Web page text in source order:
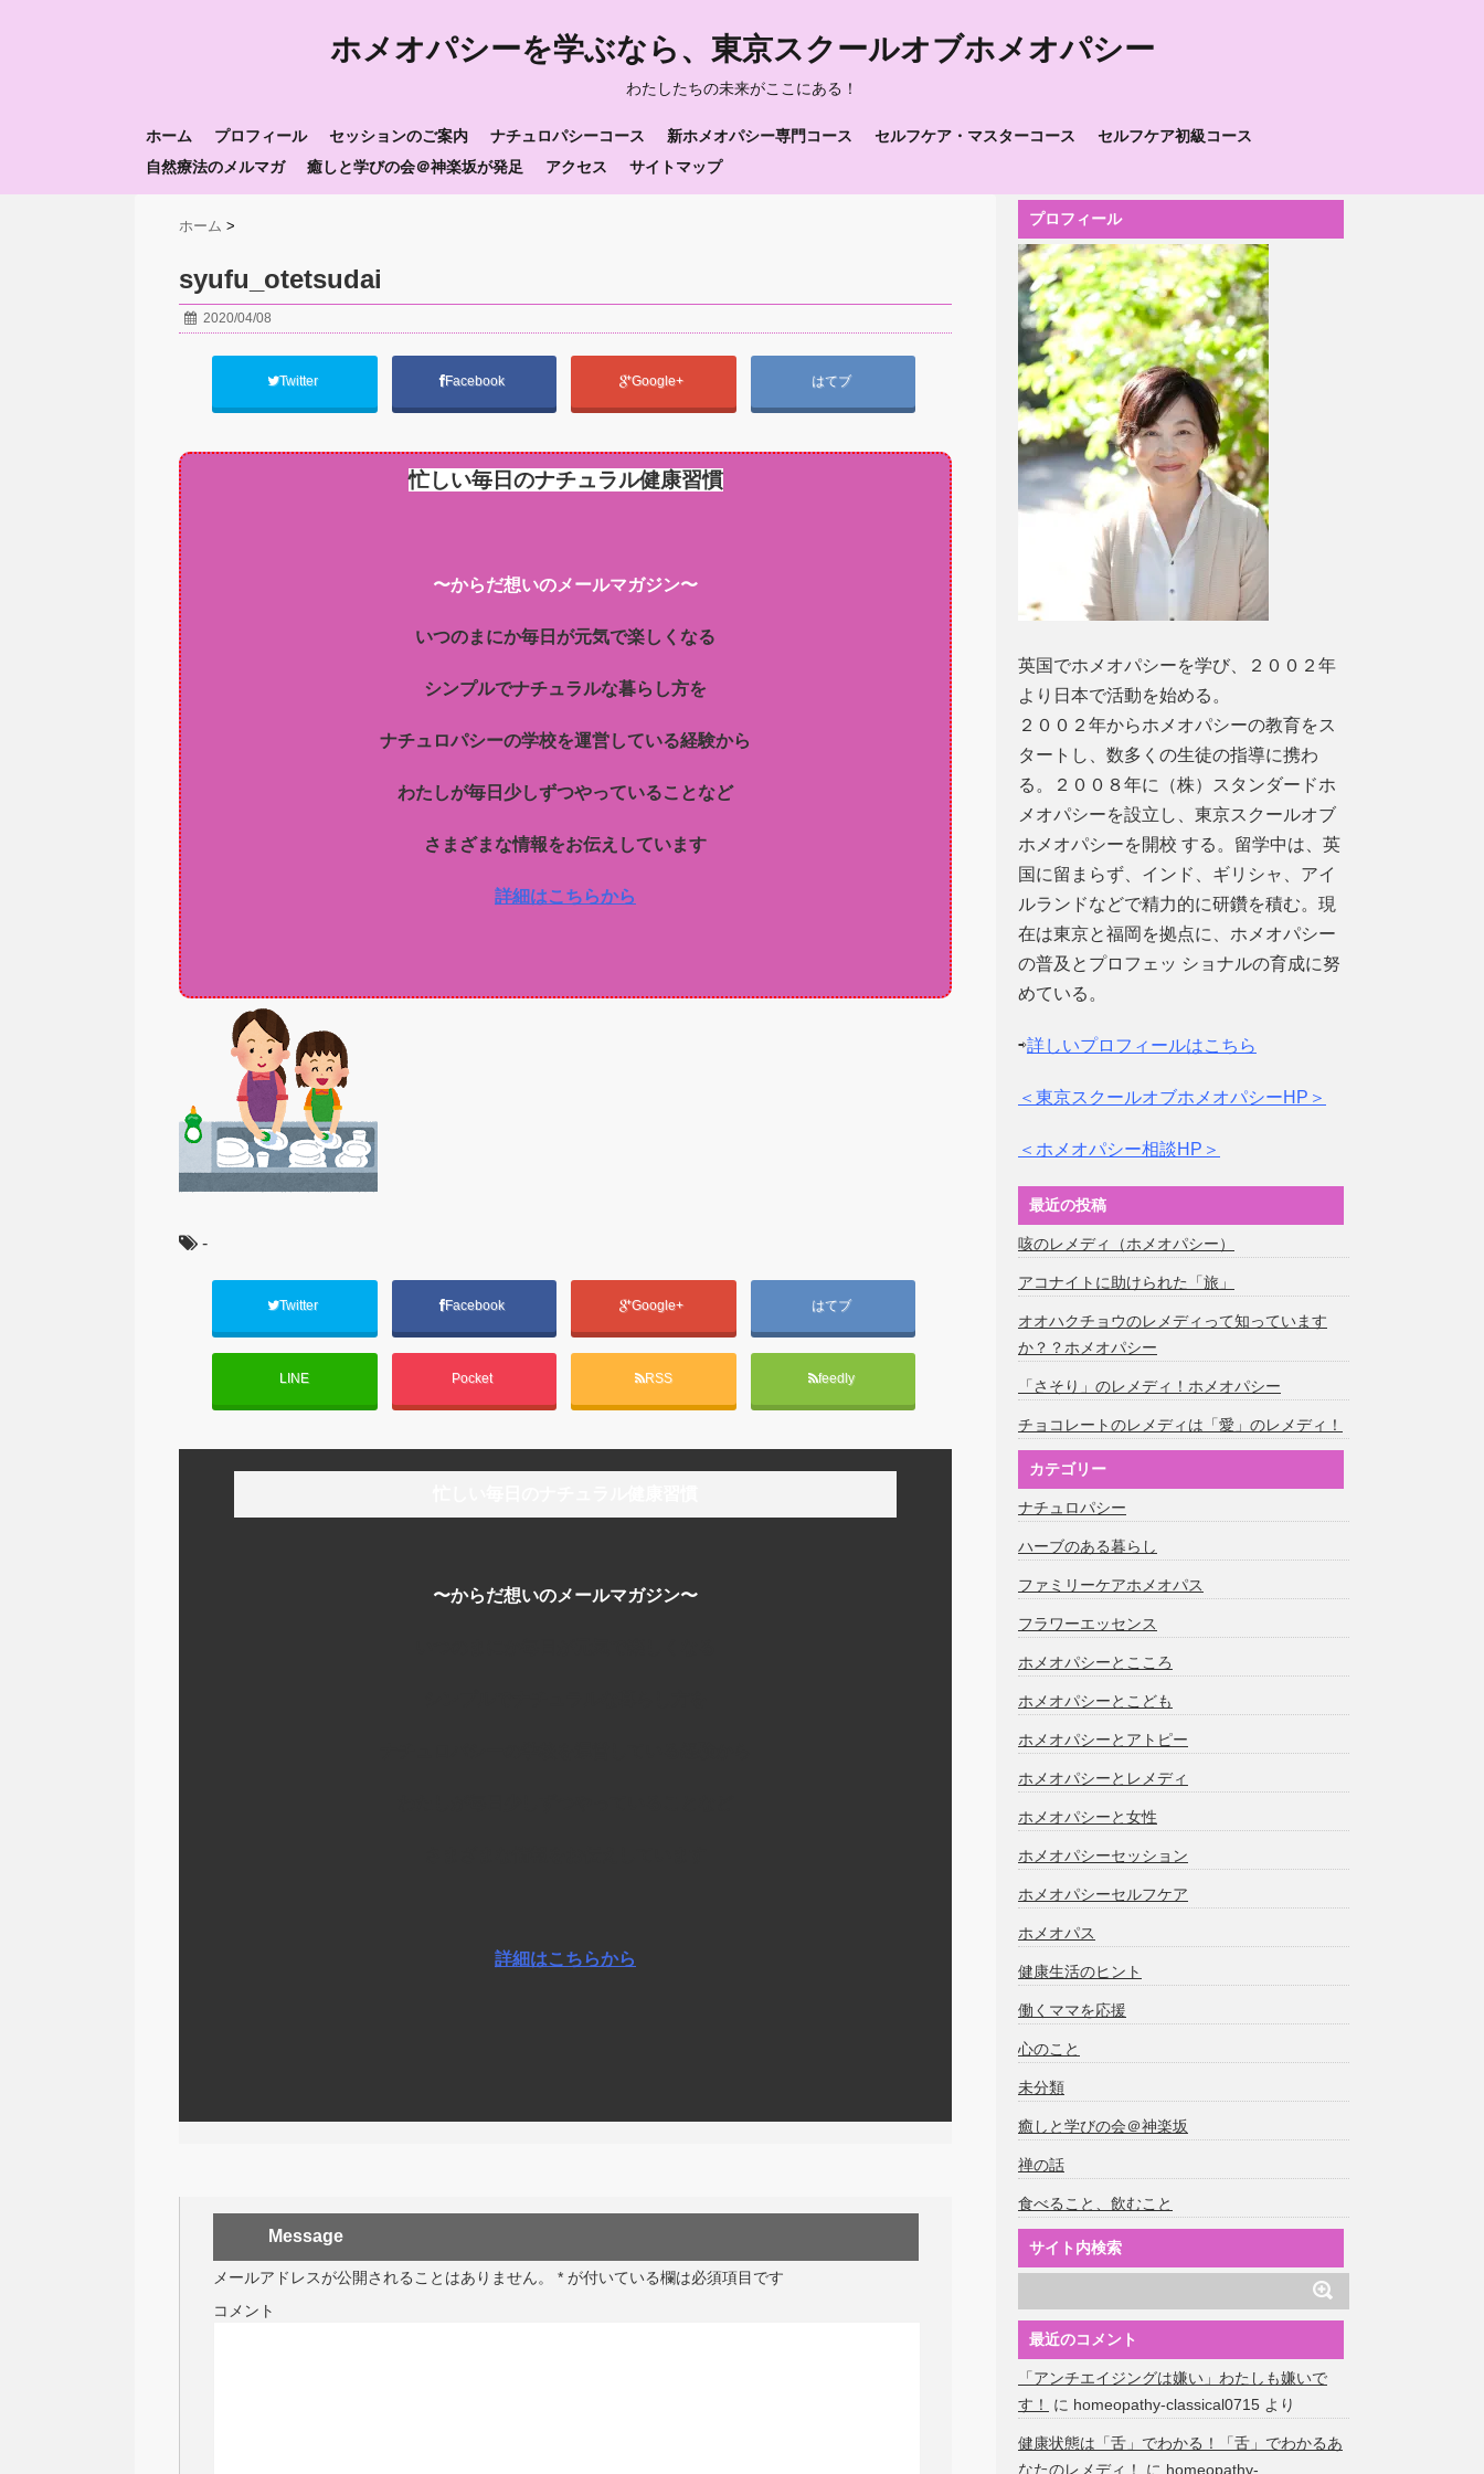
ホメオパシーを学ぶなら、東京スクールオブホメオパシー
わたしたちの未来がここにある！
ホーム プロフィール セッションのご案内 ナチュロパシーコース 新ホメオパシー専門コース セルフケア・マスターコース
セルフケア初級コース
自然療法のメルマガ
癒しと学びの会＠神楽坂が発足 アクセス サイトマップ
ホーム >
syufu_otetsudai
2020/04/08
Twitter Facebook Google+ はてブ
忙しい毎日のナチュラル健康習慣
〜からだ想いのメールマガジン〜
いつのまにか毎日が元気で楽しくなる
シンプルでナチュラルな暮らし方を
ナチュロパシーの学校を運営している経験から
わたしが毎日少しずつやっていることなど
さまざまな情報をお伝えしています
詳細はこちらから
-
Twitter Facebook Google+ はてブ
LINE Pocket RSS feedly
〜からだ想いのメールマガジン〜
詳細はこちらから
Message
メールアドレスが公開されることはありません。 * が付いている欄は必須項目です
コメント
プロフィール
英国でホメオパシーを学び、２００２年
より日本で活動を始める。
２００２年からホメオパシーの教育をス
タートし、数多くの生徒の指導に携わ
る。２００８年に（株）スタンダードホ
メオパシーを設立し、東京スクールオブ
ホメオパシーを開校 する。留学中は、英
国に留まらず、インド、ギリシャ、アイ
ルランドなどで精力的に研鑽を積む。現
在は東京と福岡を拠点に、ホメオパシー
の普及とプロフェッ ショナルの育成に努
めている。
⇨詳しいプロフィールはこちら
＜東京スクールオブホメオパシーHP＞
＜ホメオパシー相談HP＞
最近の投稿
咳のレメディ（ホメオパシー）
アコナイトに助けられた「旅」
オオハクチョウのレメディって知っています
か？？ホメオパシー
「さそり」のレメディ！ホメオパシー
チョコレートのレメディは「愛」のレメディ！
カテゴリー
ナチュロパシー
ハーブのある暮らし
ファミリーケアホメオパス
フラワーエッセンス
ホメオパシーとこころ
ホメオパシーとこども
ホメオパシーとアトピー
ホメオパシーとレメディ
ホメオパシーと女性
ホメオパシーセッション
ホメオパシーセルフケア
ホメオパス
健康生活のヒント
働くママを応援
心のこと
未分類
癒しと学びの会＠神楽坂
禅の話
食べること、飲むこと
サイト内検索
最近のコメント
「アンチエイジングは嫌い」わたしも嫌いで
す！
に homeopathy-classical0715 より
健康状態は「舌」でわかる！「舌」でわかるあ
なたのレメディ！
に homeopathy-